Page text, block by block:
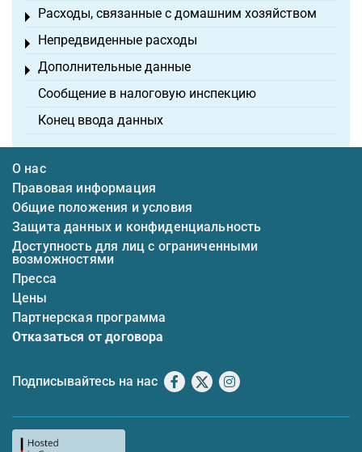
Расходы, связанные с домашним хозяйством
Toggle menu
Непредвиденные расходы
Toggle menu
Дополнительные данные
Toggle menu
Сообщение в налоговую инспекцию
Конец ввода данных
О нас
Правовая информация
Общие положения и условия
Защита данных и конфиденциальность
Доступность для лиц с ограниченными
возможностями
Пресса
Цены
Партнерская программа
Отказаться от договора
Подписывайтесь на нас Facebook
X Instagram